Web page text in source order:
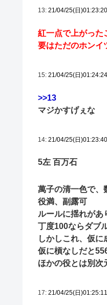
13: 21/04/25(日
紅一点で上がった
要はただのホンイ
15: 21/04/25(日)01:24:24
>>13
マジかすげぇな
14: 21/04/25(日)01:23:40
5左 百万石
萬子の清一色で、
役満、副露可
ルールに揺れがあ
丁度100ならダブ
しかしこれ、仮に
仮に槓なしだと
ほかの役とは別次
17: 21/04/25(日)01:25:11